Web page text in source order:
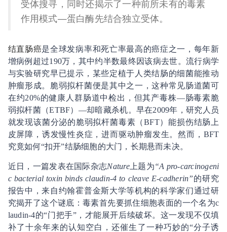
受体搜寻，同时还揭示了一种前所未有的毒素
作用模式—蛋白酶先结合独立受体。
结直肠癌是全球发病率和死亡率最高的癌症之一，每年新
增病例超过190万，其中约半数最终因该病去世。流行病学
与实验研究早已提示，某些定植于人类结肠的细菌能推动
肿瘤形成。脆弱拟杆菌便是其中之一，这种常见肠道菌可
在约20%的健康人群肠道中检出，但其产毒株—肠毒素脆
弱拟杆菌（ETBF）—却暗藏杀机。早在2009年，研究人员
就发现该菌分泌的脆弱拟杆菌毒素（BFT）能损伤结肠上
皮屏障，诱发慢性炎症，进而驱动肿瘤发生。然而，BFT
究竟如何“扣开”结肠细胞的大门，长期悬而未决。
近日，一篇发表在国际杂志Nature上题为“A pro-carcinogeni
c bacterial toxin binds claudin-4 to cleave E-cadherin”的研究
报告中，来自约翰霍普金斯大学等机构的科学家们通过研
究揭开了这个谜底：毒素首先要抓住细胞表面的一个名为c
laudin-4的“门把手”，才能展开后续破坏。这一发现不仅填
补了十余年来的认知空白，还催生了一种巧妙的“分子诱